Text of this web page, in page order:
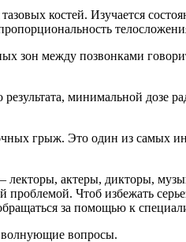
костей. Изучается
зон между позвонками
минимальной дозе
грыж. Это один из самых
лекторы, актеры, дикторы,
Чтоб избежать
за помощью к
волнующие вопросы.